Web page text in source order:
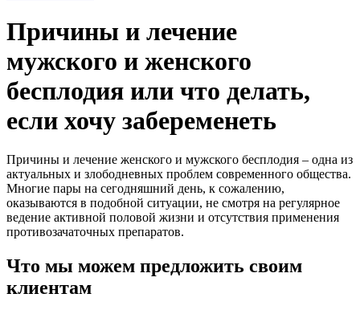
Причины и лечение
мужского и женского
бесплодия или что делать,
если хочу забеременеть
Причины и лечение женского и мужского бесплодия – одна из
актуальных и злободневных проблем современного общества.
Многие пары на сегодняшний день, к сожалению,
оказываются в подобной ситуации, не смотря на регулярное
ведение активной половой жизни и отсутствия применения
противозачаточных препаратов.
Что мы можем предложить своим
клиентам